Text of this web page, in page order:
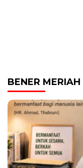
BENER MERIAH